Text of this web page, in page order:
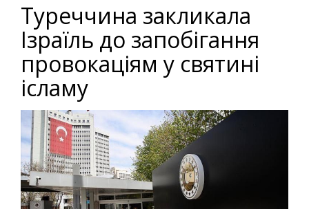
Туреччина закликала
Ізраїль до запобігання
провокаціям у святині
ісламу